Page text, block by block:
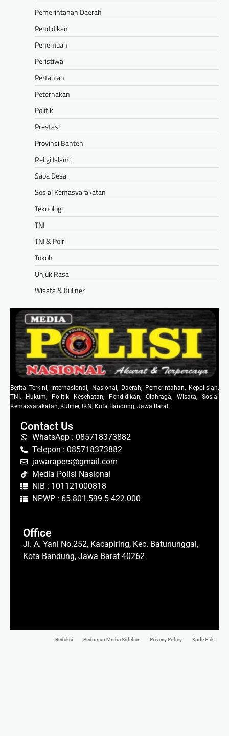
Pemerintahan Daerah
Pendidikan
Penemuan
Peristiwa
Pertanian
Peternakan
Politik
Prestasi
Provinsi Banten
Religi Islami
Saba Desa
Sosial Kemasyarakatan
Teknologi
TNI
TNI & Polri
Tokoh
Unjuk Rasa
Wisata & Kuliner
Berita Terkini, Internasional, Nasional, Daerah, Pemerintahan, Kepolisian,
TNI, Hukum, Politik Kesehatan, Pendidikan, Olahraga, Wisata, Sosial
Kemasyarakatan, Kuliner, IKN, Kota Bandung, Jawa Barat
Contact Us
WhatsApp : 085718373882
Telepon : 085718373882
jawarapers@gmail.com
Media Polisi Nasional
NIB : 101121000818
NPWP : 65.801.599.5-422.000
Office
Jl. A. Yani No.252, Kacapiring, Kec. Batununggal,
Kota Bandung, Jawa Barat 40262
Redaksi Pedoman Media Sidebar Privacy Policy Kode Etik